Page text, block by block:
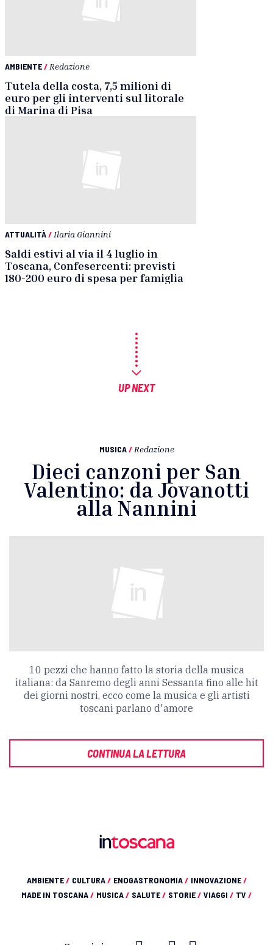
AMBIENTE/ Redazione
Tutela della costa, 7,5 milioni di
euro per gli interventi sul litorale
di Marina di Pisa
ATTUALITÀ/ Ilaria Giannini
Saldi estivi al via il 4 luglio in
Toscana, Confesercenti: previsti
180-200 euro di spesa per famiglia
UP NEXT
MUSICA / Redazione
Dieci canzoni per San
Valentino: da Jovanotti
alla Nannini
10 pezzi che hanno fatto la storia della musica
italiana: da Sanremo degli anni Sessanta fino alle hit
dei giorni nostri, ecco come la musica e gli artisti
toscani parlano d'amore
CONTINUA LA LETTURA
AMBIENTE/ CULTURA/ ENOGASTRONOMIA/ INNOVAZIONE/
MADE IN TOSCANA/ MUSICA/ SALUTE/ STORIE/ VIAGGI / TV /